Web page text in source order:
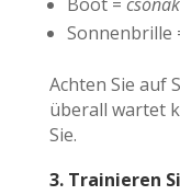
Sonnenbrille
Achten Sie auf
überall wartet
Sie.
3. Trainieren